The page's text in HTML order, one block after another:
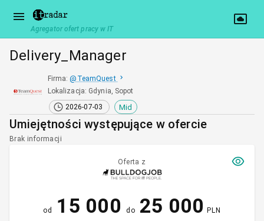
Agregator ofert pracy w IT
Delivery_Manager
Firma: @ TeamQuest
Lokalizacja: Gdynia, Sopot
2026-07-03
Mid
Umiejętności występujące w ofercie
Brak informacji
Oferta z
od 15 000 do 25 000 PLN